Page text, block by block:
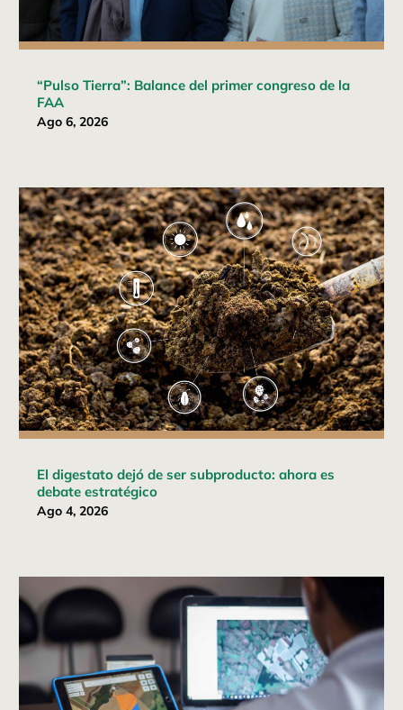
“Pulso Tierra”: Balance del primer congreso de la
FAA
Ago 6, 2026
El digestato dejó de ser subproducto: ahora es
debate estratégico
Ago 4, 2026